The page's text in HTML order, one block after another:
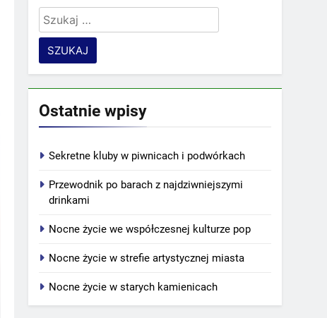
Szukaj:
Ostatnie wpisy
Sekretne kluby w piwnicach i podwórkach
Przewodnik po barach z najdziwniejszymi
drinkami
Nocne życie we współczesnej kulturze pop
Nocne życie w strefie artystycznej miasta
Nocne życie w starych kamienicach